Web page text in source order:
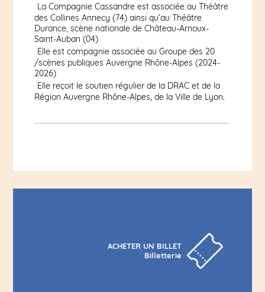
La Compagnie Cassandre est associée au Théâtre
des Collines Annecy (74) ainsi qu‘au Théâtre
Durance, scène nationale de Château-Arnoux-
Saint-Auban (04)
Elle est compagnie associée au Groupe des 20
/scènes publiques Auvergne Rhône-Alpes (2024-
2026)
Elle reçoit le soutien régulier de la DRAC et de la
Région Auvergne Rhône-Alpes, de la Ville de Lyon.
ACHETER UN BILLET
Billetterie